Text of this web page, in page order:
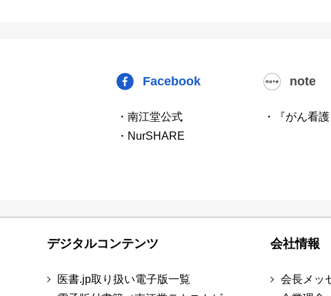
Facebook
・南江堂公式
・NurSHARE
note
・『がん看
デジタルコンテンツ
医書.jp取り扱い電子版一覧
会社情報
会長メッ